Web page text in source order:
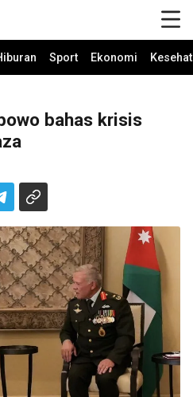
Sport Ekonomi
bahas krisis